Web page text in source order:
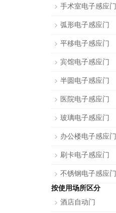
手术室电子感应门
弧形电子感应门
平移电子感应门
宾馆电子感应门
半圆电子感应门
医院电子感应门
玻璃电子感应门
办公楼电子感应门
刷卡电子感应门
不锈钢电子感应门
按使用场所区分
酒店自动门